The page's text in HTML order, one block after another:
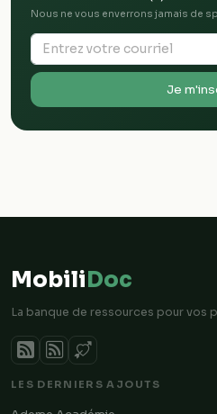
Nous ne vous enverrons jamais de
Je
MobiliDoc
La banque de ressources pour vos
LES DERNIERS AJOUTS